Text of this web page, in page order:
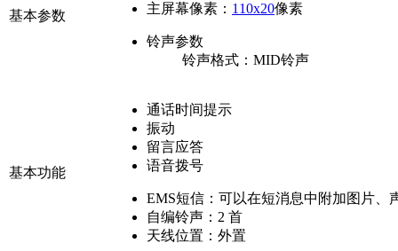
基本参数
主屏幕像素： 110x20像素
铃声参数
铃声格式： MID铃声
基本功能
通话时间提示
振动
留言应答
语音拨号
EMS短信： 可以在短消息中附加图片、
自编铃声： 2 首
天线位置： 外置